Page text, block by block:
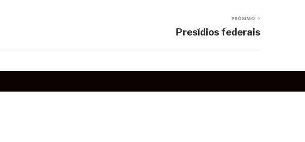
PRÓXIMO
Presídios federais